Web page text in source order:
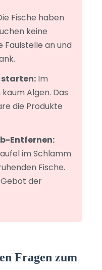
Fische haben
keine
Faulstelle an und
Im
Algen. Das
die Produkte
Entfernen:
im Schlamm
Fische.
der
Fragen zum